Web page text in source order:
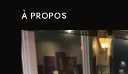
À PROPOS